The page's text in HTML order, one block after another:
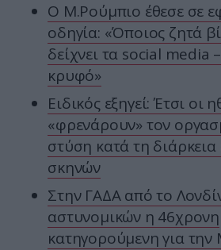
Ο Μ.Ρούμπιο έθεσε σε
οδηγία: «Όποιος ζητά
δείχνει τα social media
κρυφό»
Ειδικός εξηγεί: Έτσι οι
«φρενάρουν» τον
στύση κατά τη
σκηνών
Στην ΓΑΔΑ από το
αστυνομικών η 46χρονη
κατηγορούμενη για την